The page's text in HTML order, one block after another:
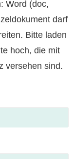
Word (doc,
darf
Bitte laden
hoch, die mit
versehen sind.